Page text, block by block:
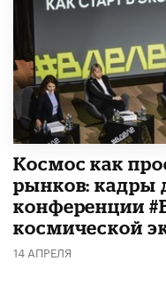
Космос как
рынков: кадры
конференции
космической
14 АПРЕЛЯ